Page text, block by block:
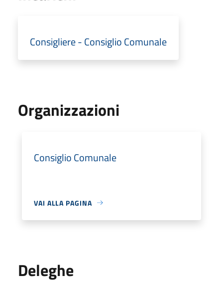
Consigliere - Consiglio Comunale
Organizzazioni
Consiglio Comunale
VAI ALLA PAGINA
Deleghe